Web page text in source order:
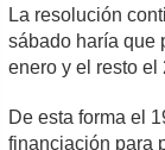
La resolución
sábado haría que
enero y el resto el
De esta forma el
financiación para